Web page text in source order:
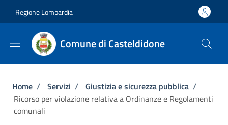
Regione Lombardia
Comune di Casteldidone
Briciole di pane
Home / Servizi / Giustizia e sicurezza pubblica /
Ricorso per violazione relativa a Ordinanze e Regolamenti
comunali